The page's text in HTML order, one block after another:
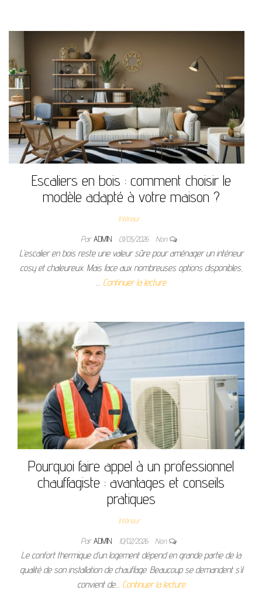
Escaliers en bois : comment choisir le
modèle adapté à votre maison ?
Intérieur
ParADMIN 01/05/2026 Non
L’escalier en bois reste une valeur sûre pour aménager un intérieur
cosy et chaleureux. Mais face aux nombreuses options disponibles,
… Continuer la lecture
Pourquoi faire appel à un professionnel
chauffagiste : avantages et conseils
pratiques
Intérieur
ParADMIN 10/02/2026 Non
Le confort thermique d’un logement dépend en grande partie de la
qualité de son installation de chauffage. Beaucoup se demandent s’il
convient de… Continuer la lecture